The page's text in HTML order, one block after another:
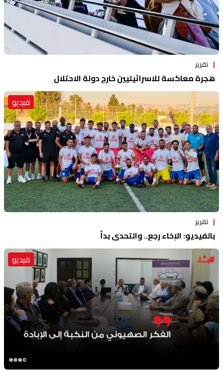
تقرير
هجرة معاكسة للاسرائيليين خارج دولة الاحتلال
فيديو
تقرير
بالفيديو: الإخاء رجع.. والتحدي بدأ
فيديو